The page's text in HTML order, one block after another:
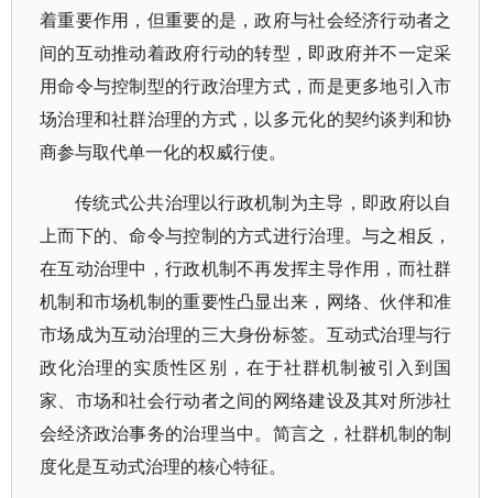
着重要作用，但重要的是，政府与社会经济行动者之
间的互动推动着政府行动的转型，即政府并不一定采
用命令与控制型的行政治理方式，而是更多地引入市
场治理和社群治理的方式，以多元化的契约谈判和协
商参与取代单一化的权威行使。
传统式公共治理以行政机制为主导，即政府以自
上而下的、命令与控制的方式进行治理。与之相反，
在互动治理中，行政机制不再发挥主导作用，而社群
机制和市场机制的重要性凸显出来，网络、伙伴和准
市场成为互动治理的三大身份标签。互动式治理与行
政化治理的实质性区别，在于社群机制被引入到国
家、市场和社会行动者之间的网络建设及其对所涉社
会经济政治事务的治理当中。简言之，社群机制的制
度化是互动式治理的核心特征。